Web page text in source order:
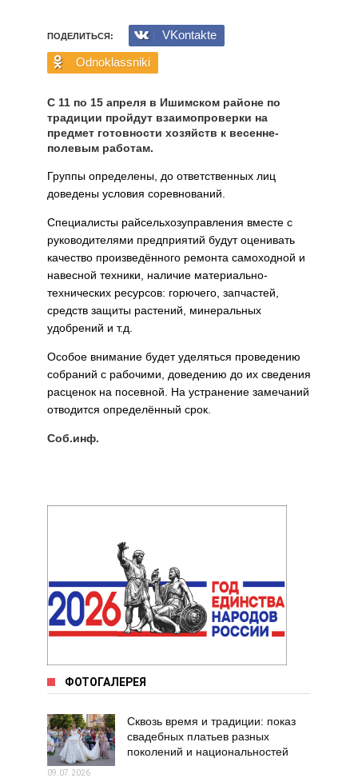
ПОДЕЛИТЬСЯ:
VKontakte
Odnoklassniki
С 11 по 15 апреля в Ишимском районе по
традиции пройдут взаимопроверки на
предмет готовности хо­зяйств к весенне-
полевым работам.
Группы определены, до ответственных лиц
доведены условия со­ревнований.
Специалисты райсельхозуправления вместе с
руководите­лями предприятий будут оценивать
качество произведённого ремонта самоходной и
навесной техники, наличие материально-
технических ресурсов: горючего, запчастей,
средств защиты растений, минеральных
удобрений и т.д.
Особое внимание будет уделяться проведению
собра­ний с рабочими, доведению до их сведения
расценок на посевной. На устранение замечаний
отводится определённый срок.
Соб.инф.
ФОТОГАЛЕРЕЯ
Сквозь время и традиции: показ
свадебных платьев разных
поколений и национальностей
09.07.2026